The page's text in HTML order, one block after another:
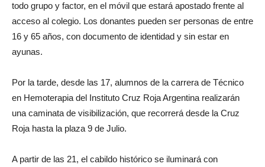
todo grupo y factor, en el móvil que estará apostado frente al
acceso al colegio. Los donantes pueden ser personas de entre
16 y 65 años, con documento de identidad y sin estar en
ayunas.
Por la tarde, desde las 17, alumnos de la carrera de Técnico
en Hemoterapia del Instituto Cruz Roja Argentina realizarán
una caminata de visibilización, que recorrerá desde la Cruz
Roja hasta la plaza 9 de Julio.
A partir de las 21, el cabildo histórico se iluminará con